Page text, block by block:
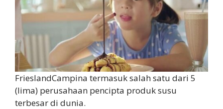
FrieslandCampina termasuk salah satu dari 5
(lima) perusahaan pencipta produk susu
terbesar di dunia.